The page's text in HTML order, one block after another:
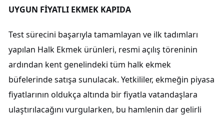
UYGUN FİYATLI EKMEK KAPIDA
Test sürecini başarıyla tamamlayan ve ilk tadımları
yapılan Halk Ekmek ürünleri, resmi açılış töreninin
ardından kent genelindeki tüm halk ekmek
büfelerinde satışa sunulacak. Yetkililer, ekmeğin piyasa
fiyatlarının oldukça altında bir fiyatla vatandaşlara
ulaştırılacağını vurgularken, bu hamlenin dar gelirli